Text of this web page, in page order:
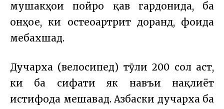
мушакҳои пойро қавӣ гардонида, ба
онҳое, ки остеоартрит доранд, фоида
мебахшад.
Дучарха (велосипед) тӯли 200 сол аст,
ки ба сифати як навъи нақлиёт
истифода мешавад. Азбаски дучарха ба